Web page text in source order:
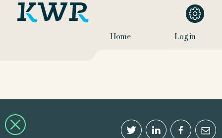
Home Log in